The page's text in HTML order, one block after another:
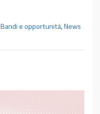
Bandi e opportunità,News